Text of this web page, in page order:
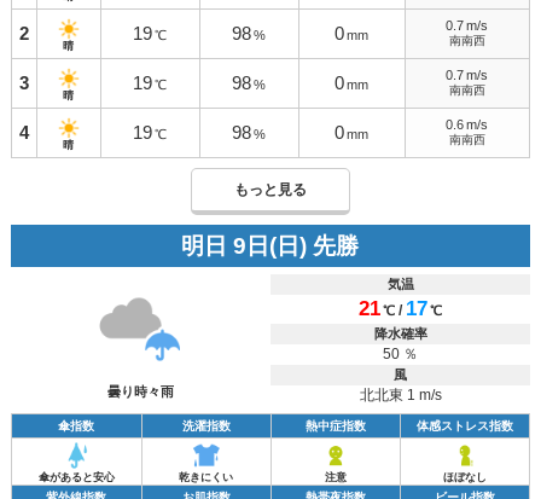
2
晴
19 ℃ 98 % 0 mm
0.7 m/s
南南西
3
晴
19 ℃ 98 % 0 mm
0.7 m/s
南南西
4
晴
19 ℃ 98 % 0 mm
0.6 m/s
南南西
もっと見る
明日 9日(日) 先勝
曇り時々雨
気温
21℃ / 17℃
降水確率
50 ％
風
北北東 1 m/s
傘指数 洗濯指数 熱中症指数 体感ストレス指数
傘があると安心 乾きにくい 注意 ほぼなし